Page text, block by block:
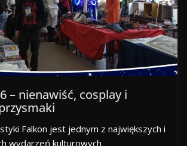
– nienawiść, cosplay i
Falkon jest jednym z największych i
wydarzeń kulturowych